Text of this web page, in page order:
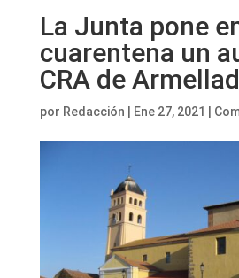
La Junta pone
cuarentena un
CRA de
por Redacción Ene 27, 2021